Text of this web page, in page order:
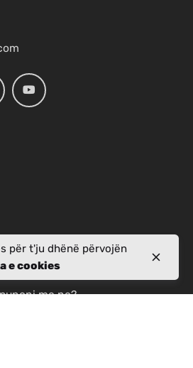
me ne?
për t'ju dhënë përvojën
e cookies